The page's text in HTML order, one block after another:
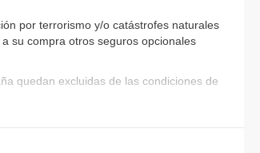
por terrorismo y/o catástrofes naturales
su compra otros seguros opcionales
quedan excluidas de las condiciones de